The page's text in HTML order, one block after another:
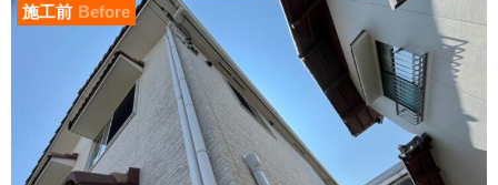
施工前 Before